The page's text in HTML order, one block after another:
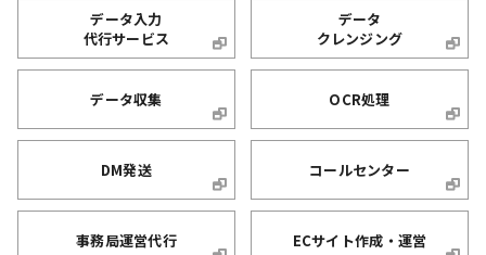
データ入力
代行サービス
データ
クレンジング
データ収集 OCR処理
DM発送 コールセンター
事務局運営代行 ECサイト作成・運営